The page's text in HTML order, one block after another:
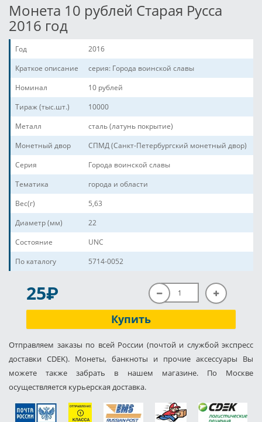
Монета 10 рублей Старая Русса
2016 год
Год
2016
Краткое описание
серия: Города воинской славы
Номинал
10 рублей
Тираж (тыс.шт.)
10000
Металл
сталь (латунь покрытие)
Монетный двор
СПМД (Санкт-Петербургский монетный двор)
Серия
Города воинской славы
Тематика
города и области
Вес(г)
5,63
Диаметр (мм)
22
Состояние
UNC
По каталогу
5714-0052
25P
Купить
Отправляем заказы по всей России (почтой и службой экспресс
доставки CDEK). Монеты, банкноты и прочие аксессуары Вы
можете также забрать в нашем магазине. По Москве
осуществляется курьерская доставка.